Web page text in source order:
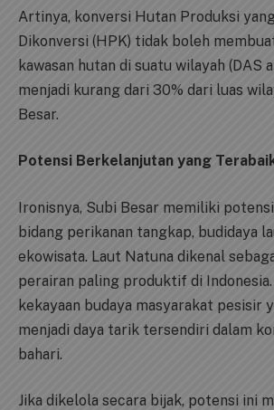
Artinya, konversi Hutan Produksi
Dikonversi (HPK) tidak boleh
kawasan hutan di suatu wilayah (DAS
menjadi kurang dari 30% dari luas
Besar.
Potensi Berkelanjutan yang
Ironisnya, Subi Besar memiliki
bidang perikanan tangkap, budidaya
ekowisata. Laut Natuna dikenal
perairan paling produktif di
kekayaan budaya masyarakat pesisir
menjadi daya tarik tersendiri dalam
bahari.
Jika dikelola secara bijak, potensi ini